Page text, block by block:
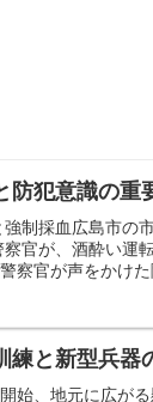
犯意識の重
制採血広島市の
官が、酒酔い運
察官が声をかけた
練と新型兵器
始、地元に広が